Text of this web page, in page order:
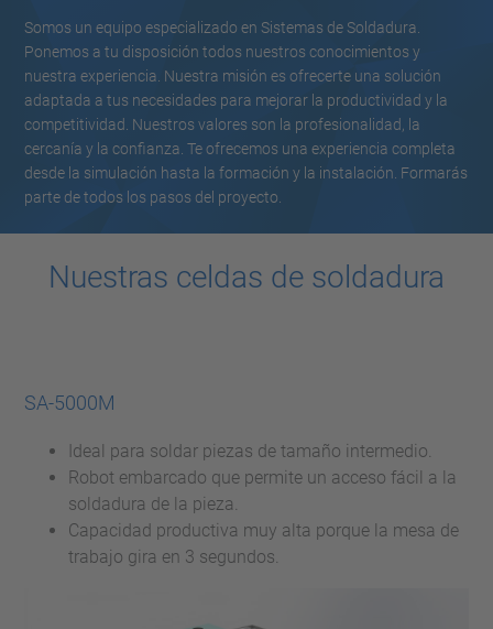
Somos un equipo especializado en Sistemas de Soldadura.
Ponemos a tu disposición todos nuestros conocimientos y
nuestra experiencia. Nuestra misión es ofrecerte una solución
adaptada a tus necesidades para mejorar la productividad y la
competitividad. Nuestros valores son la profesionalidad, la
cercanía y la confianza. Te ofrecemos una experiencia completa
desde la simulación hasta la formación y la instalación. Formarás
parte de todos los pasos del proyecto.
Nuestras celdas de soldadura
SA-5000M
Ideal para soldar piezas de tamaño intermedio.
Robot embarcado que permite un acceso fácil a la
soldadura de la pieza.
Capacidad productiva muy alta porque la mesa de
trabajo gira en 3 segundos.